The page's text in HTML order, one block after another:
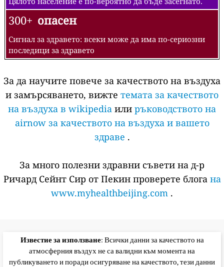
300+ опасен
Сигнал за здравето: всеки може да има по-сериозни
последици за здравето
За да научите повече за качеството на въздуха
и замърсяването, вижте темата за качеството
на въздуха в wikipedia или ръководството на
airnow за качеството на въздуха и вашето
здраве .
За много полезни здравни съвети на д-р
Ричард Сейнт Сир от Пекин проверете блога на
www.myhealthbeijing.com .
Известие за използване: Всички данни за качеството на
атмосферния въздух не са валидни към момента на
публикуването и поради осигуряване на качеството, тези данни